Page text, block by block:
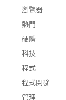
瀏覽器
熱門
硬體
科技
程式
程式開發
管理